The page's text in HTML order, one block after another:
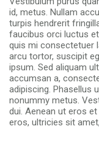
id, metus. Nullam
turpis hendrerit
faucibus orci luctus
quis mi consectetuer
arcu tortor, suscipit
ipsum. Sed aliquam
accumsan a,
adipiscing. Phasellus
nonummy metus.
dui. Aenean ut eros
eros, ultricies sit